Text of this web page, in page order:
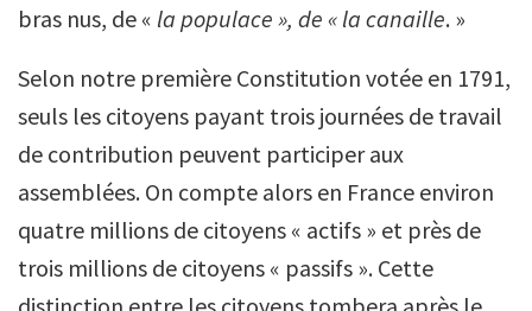
bras nus, de « la populace », de « la canaille. »
Selon notre première Constitution votée en 1791,
seuls les citoyens payant trois journées de travail
de contribution peuvent participer aux
assemblées. On compte alors en France environ
quatre millions de citoyens « actifs » et près de
trois millions de citoyens « passifs ». Cette